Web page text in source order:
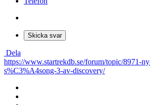
Skicka svar
Dela
https://www.startrekdb.se/forum/topic/8971-
s%C3%A4song-3-av-discovery/